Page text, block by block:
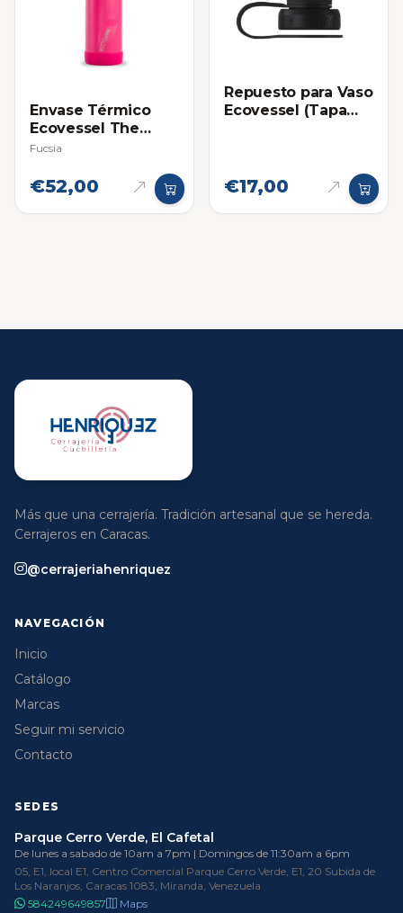
Envase Térmico
Ecovessel The
Boulder 24oz
Fucsia
€52,00
Repuesto para Vaso
Ecovessel (Tapa
€17,00
Más que una cerrajería. Tradición artesanal que se hereda.
Cerrajeros en Caracas.
@cerrajeriahenriquez
NAVEGACIÓN
Inicio
Catálogo
Marcas
Seguir mi servicio
Contacto
SEDES
Parque Cerro Verde, El Cafetal
De lunes a sabado de 10am a 7pm | Domingos de 11:30am a 6pm
05, E1, local E1, Centro Comercial Parque Cerro Verde, E1, 20 Subida de
Los Naranjos, Caracas 1083, Miranda, Venezuela
584249649857
Maps